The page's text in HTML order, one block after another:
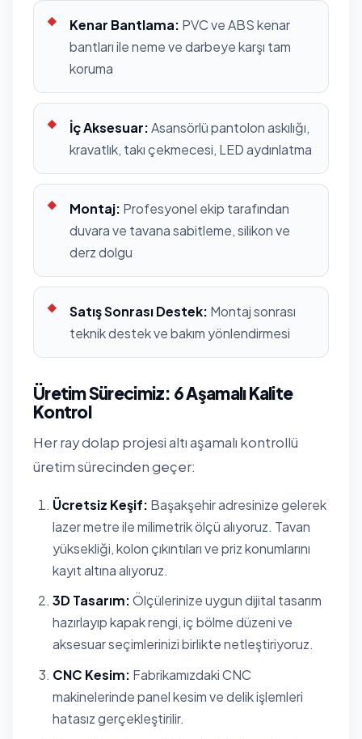
Kenar Bantlama: PVC ve ABS kenar
bantları ile neme ve darbeye karşı tam
koruma
İç Aksesuar:Asansörlü pantolon askılığı,
kravatlık, takı çekmecesi, LED aydınlatma
Montaj: Profesyonel ekip tarafından
duvara ve tavana sabitleme, silikon ve
derz dolgu
Satış Sonrası Destek: Montaj sonrası
teknik destek ve bakım yönlendirmesi
Üretim Sürecimiz: 6 Aşamalı Kalite
Kontrol
Her ray dolap projesi altı aşamalı kontrollü
üretim sürecinden geçer:
Ücretsiz Keşif: Başakşehir adresinize gelerek
lazer metre ile milimetrik ölçü alıyoruz. Tavan
yüksekliği, kolon çıkıntıları ve priz konumlarını
kayıt altına alıyoruz.
3D Tasarım:Ölçülerinize uygun dijital tasarım
hazırlayıp kapak rengi, iç bölme düzeni ve
aksesuar seçimlerinizi birlikte netleştiriyoruz.
CNC Kesim: Fabrikamızdaki CNC
makinelerinde panel kesim ve delik işlemleri
hatasız gerçekleştirilir.